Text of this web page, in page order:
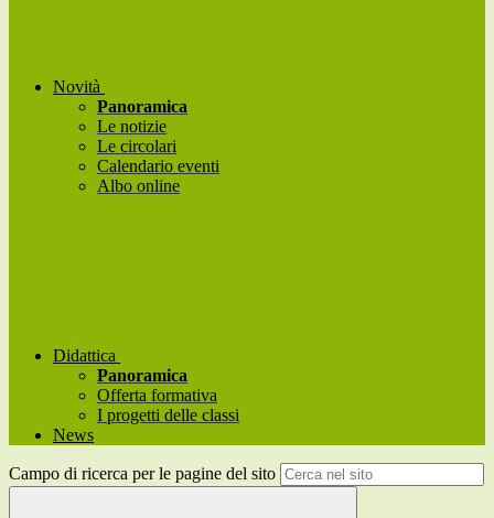
Novità
Panoramica
Le notizie
Le circolari
Calendario eventi
Albo online
Didattica
Panoramica
Offerta formativa
I progetti delle classi
News
Campo di ricerca per le pagine del sito